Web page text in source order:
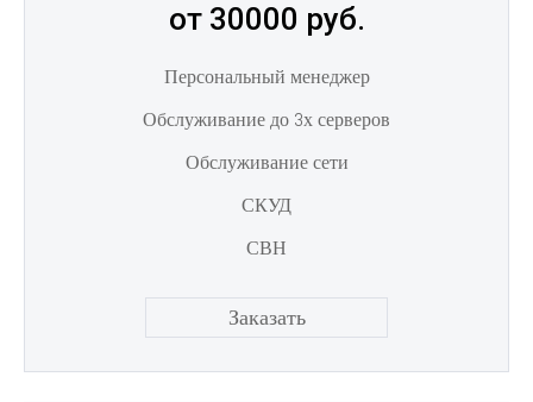
от 30000 руб.
Персональный менеджер
Обслуживание до 3х серверов
Обслуживание сети
СКУД
СВН
Заказать